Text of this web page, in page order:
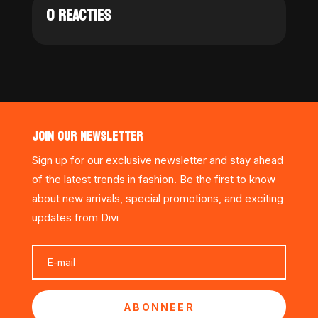
0 REACTIES
JOIN OUR NEWSLETTER
Sign up for our exclusive newsletter and stay ahead
of the latest trends in fashion. Be the first to know
about new arrivals, special promotions, and exciting
updates from Divi
ABONNEER